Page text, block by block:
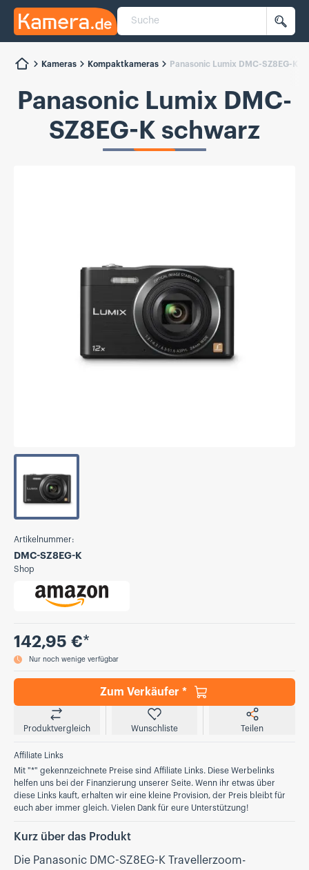
Kamera.de
Suche
Kameras Kompaktkameras Panasonic Lumix DMC-SZ8EG-K
Panasonic Lumix DMC-
SZ8EG-K schwarz
Artikelnummer:
DMC-SZ8EG-K
Shop
Preis
142,95 €*
Nur noch wenige verfügbar
Zum Verkäufer *
Produktvergleich Wunschliste Teilen
Affiliate Links
Mit "*" gekennzeichnete Preise sind Affiliate Links. Diese Werbelinks
helfen uns bei der Finanzierung unserer Seite. Wenn ihr etwas über
diese Links kauft, erhalten wir eine kleine Provision, der Preis bleibt für
euch aber immer gleich. Vielen Dank für eure Unterstützung!
Kurz über das Produkt
Die Panasonic DMC-SZ8EG-K Travellerzoom-